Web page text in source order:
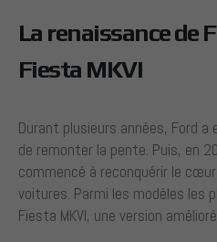
La renaissance de
Fiesta MKVI
Durant plusieurs années, Ford
de remonter la pente. Puis, en
commencé à reconquérir le
voitures. Parmi les modèles les
Fiesta MKVI, une version